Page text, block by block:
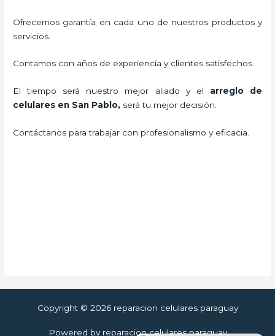
Ofrecemos garantía en cada uno de nuestros productos y
servicios.
Contamos con años de experiencia y clientes satisfechos.
El tiempo será nuestro mejor aliado y el arreglo de
celulares en San Pablo, será tu mejor decisión.
Contáctanos para trabajar con profesionalismo y eficacia.
Copyright © 2026 reparacion celulares paraguay
Powered by reparacion celulares paraguay